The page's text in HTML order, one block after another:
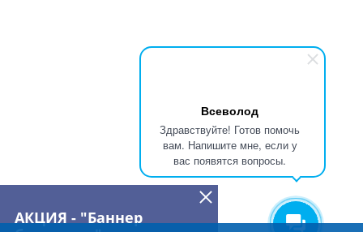
Всеволод
Здравствуйте! Готов помочь
вам. Напишите мне, если у
вас появятся вопросы.
АКЦИЯ - "Баннер